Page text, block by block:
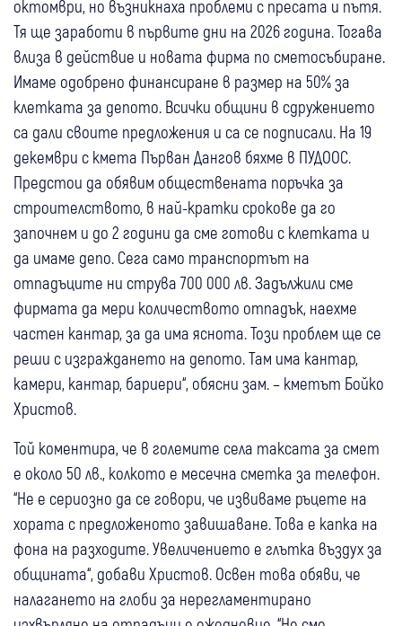
октомври, но възникнаха проблеми с пресата и пътя.
Тя ще заработи в първите дни на 2026 година. Тогава
влиза в действие и новата фирма по сметосъбиране.
Имаме одобрено финансиране в размер на 50% за
клетката за депото. Всички общини в сдружението
са дали своите предложения и са се подписали. На 19
декември с кмета Първан Дангов бяхме в ПУДООС.
Предстои да обявим обществената поръчка за
строителството, в най-кратки срокове да го
започнем и до 2 години да сме готови с клетката и
да имаме депо. Сега само транспортът на
отпадъците ни струва 700 000 лв. Задължили сме
фирмата да мери количеството отпадък, наехме
частен кантар, за да има яснота. Този проблем ще се
реши с изграждането на депото. Там има кантар,
камери, кантар, бариери“, обясни зам. – кметът Бойко
Христов.
Той коментира, че в големите села таксата за смет
е около 50 лв., колкото е месечна сметка за телефон.
“Не е сериозно да се говори, че извиваме ръцете на
хората с предложеното завишаване. Това е капка на
фона на разходите. Увеличението е глътка въздух за
общината“, добави Христов. Освен това обяви, че
налагането на глоби за нерегламентирано